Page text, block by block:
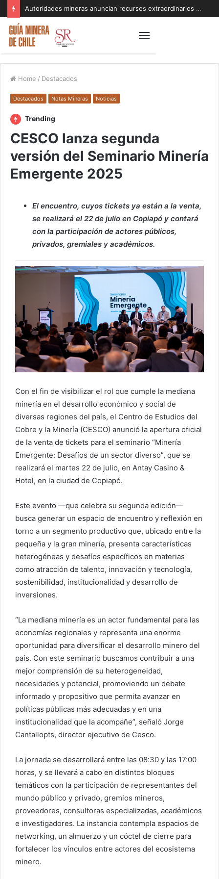
Autoridades mineras anuncian recursos extraordinarios para pequeños mineros afectados por el sistema frontal en Coquimbo y Atacama
Home / Destacados
Destacados Notas Mineras Noticias
Trending
CESCO lanza segunda
versión del Seminario Minería
Emergente 2025
El encuentro, cuyos tickets ya están a la venta,
se realizará el 22 de julio en Copiapó y contará
con la participación de actores públicos,
privados, gremiales y académicos.
Con el fin de visibilizar el rol que cumple la mediana
minería en el desarrollo económico y social de
diversas regiones del país, el Centro de Estudios del
Cobre y la Minería (CESCO) anunció la apertura oficial
de la venta de tickets para el seminario “Minería
Emergente: Desafíos de un sector diverso”, que se
realizará el martes 22 de julio, en Antay Casino &
Hotel, en la ciudad de Copiapó.
Este evento —que celebra su segunda edición—
busca generar un espacio de encuentro y reflexión en
torno a un segmento productivo que, ubicado entre la
pequeña y la gran minería, presenta características
heterogéneas y desafíos específicos en materias
como atracción de talento, innovación y tecnología,
sostenibilidad, institucionalidad y desarrollo de
inversiones.
“La mediana minería es un actor fundamental para las
economías regionales y representa una enorme
oportunidad para diversificar el desarrollo minero del
país. Con este seminario buscamos contribuir a una
mejor comprensión de su heterogeneidad,
necesidades y potencial, promoviendo un debate
informado y propositivo que permita avanzar en
políticas públicas más adecuadas y en una
institucionalidad que la acompañe”, señaló Jorge
Cantallopts, director ejecutivo de Cesco.
La jornada se desarrollará entre las 08:30 y las 17:00
horas, y se llevará a cabo en distintos bloques
temáticos con la participación de representantes del
mundo público y privado, gremios mineros,
proveedores, consultoras especializadas, académicos
e investigadores. La instancia contempla espacios de
networking, un almuerzo y un cóctel de cierre para
fortalecer los vínculos entre actores del ecosistema
minero.